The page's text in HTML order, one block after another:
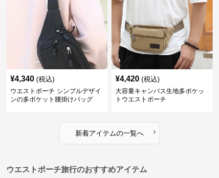
¥4,340 (税込)
ウエストポーチ シンプルデザイ
ンの多ポケット腰掛けバッグ
¥4,420 (税込)
大容量キャンバス生地多ポケッ
トウエストポーチ
新着アイテムの一覧へ ›
ウエストポーチ旅行のおすすめアイテム